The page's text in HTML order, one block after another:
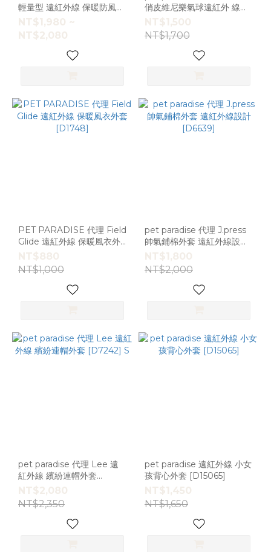
輕量型 遠紅外線 保暖防風外
套 [D884]
NT$1,980 ~
NT$2,080
俏皮維尼樂氣球遠紅外 線外
套 [D3020]
NT$1,500
NT$1,700
PET PARADISE 代理 Field
Glide 遠紅外線 保暖風衣外
套 [D1748]
NT$880
NT$1,000
pet paradise 代理 J.press
帥氣鋪棉外套 遠紅外線設計
[D6639]
NT$1,800
NT$2,000
pet paradise 代理 Lee 遠
紅外線 繽紛連帽外套
[D7242] S
NT$2,080
NT$2,350
pet paradise 遠紅外線 小女
孩背心外套 [D15065]
NT$1,450
NT$1,650